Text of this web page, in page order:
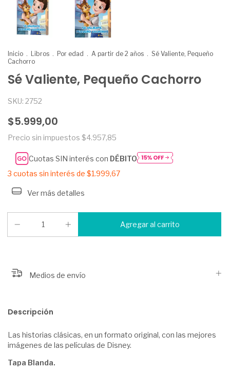
Inicio . Libros . Por edad . A partir de 2 años . Sé Valiente, Pequeño
Cachorro
Sé Valiente, Pequeño Cachorro
SKU: 2752
$5.999,00
Precio sin impuestos $4.957,85
Cuotas SIN interés con DÉBITO
3 cuotas sin interés de $1.999,67
Ver más detalles
Medios de envío
Descripción
Las historias clásicas, en un formato original, con las mejores
imágenes de las películas de Disney.
Tapa Blanda.